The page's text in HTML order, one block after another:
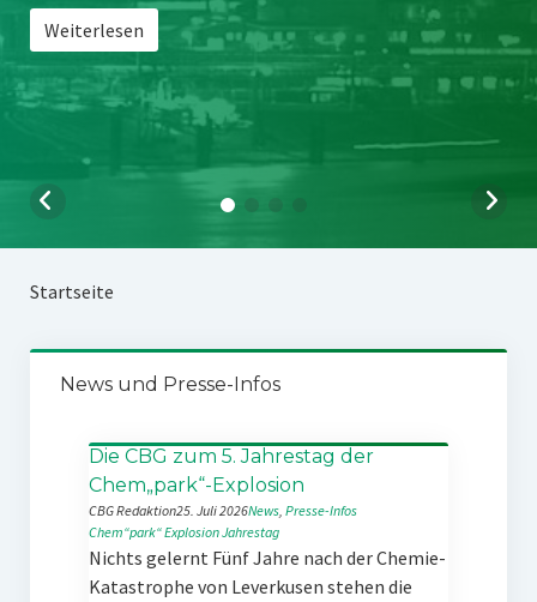
Weiterlesen
Startseite
News und Presse-Infos
Die CBG zum 5. Jahrestag der
Chem„park“-Explosion
CBG Redaktion25. Juli 2026News, Presse-Infos
Chem“park“ExplosionJahrestag
Nichts gelernt Fünf Jahre nach der Chemie-
Katastrophe von Leverkusen stehen die